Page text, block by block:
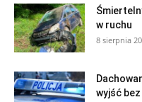
w ruchu
8 sierpnia
wyjść